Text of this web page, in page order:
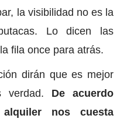
la visibilidad no es la
Lo dicen las
fila once para atrás.
dirán que es mejor
verdad. De acuerdo
nos cuesta